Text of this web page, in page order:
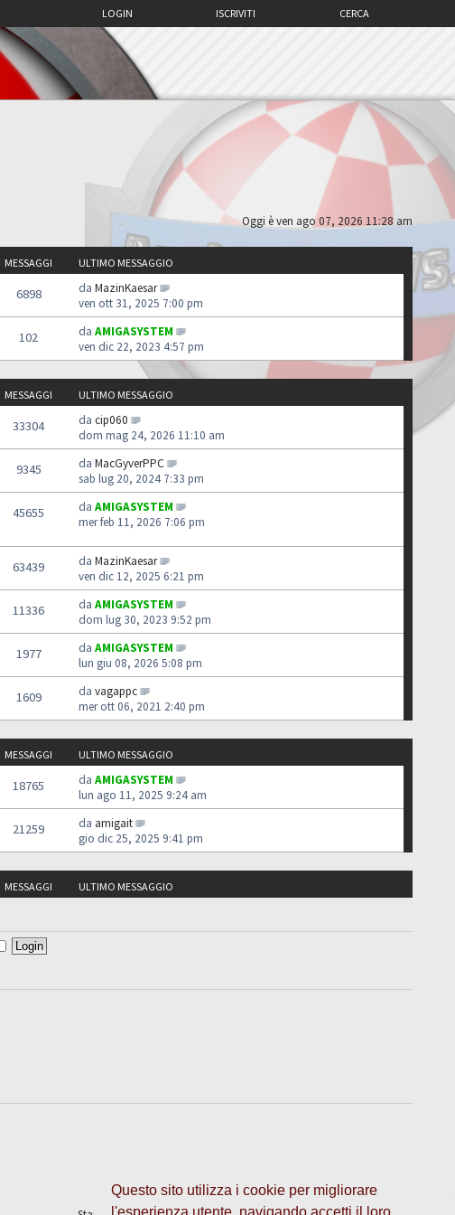
Questo sito utilizza i cookie per migliorare
l'esperienza utente, navigando accetti il loro
CERCA
ISCRIVITI
LOGIN
Oggi è ven ago 07, 2026 11:28 am
MESSAGGI ULTIMO MESSAGGIO
6898 da MazinKaesar
ven ott 31, 2025 7:00 pm
102 da AMIGASYSTEM
ven dic 22, 2023 4:57 pm
MESSAGGI ULTIMO MESSAGGIO
33304 da cip060
dom mag 24, 2026 11:10 am
9345 da MacGyverPPC
sab lug 20, 2024 7:33 pm
45655 da AMIGASYSTEM
mer feb 11, 2026 7:06 pm
63439 da MazinKaesar
ven dic 12, 2025 6:21 pm
11336 da AMIGASYSTEM
dom lug 30, 2023 9:52 pm
1977 da AMIGASYSTEM
lun giu 08, 2026 5:08 pm
1609 da vagappc
mer ott 06, 2021 2:40 pm
MESSAGGI ULTIMO MESSAGGIO
18765 da AMIGASYSTEM
lun ago 11, 2025 9:24 am
21259 da amigait
gio dic 25, 2025 9:41 pm
MESSAGGI ULTIMO MESSAGGIO